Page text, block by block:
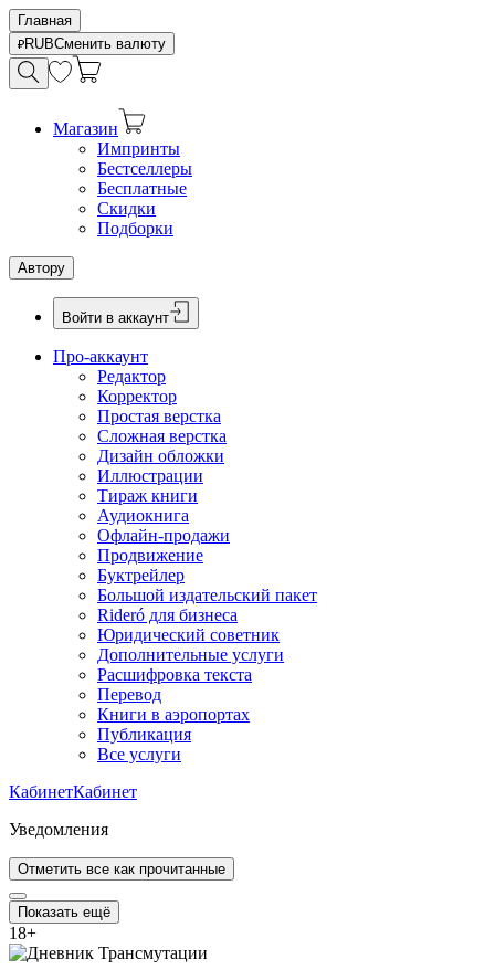
Главная
RUBСменить валюту
Магазин
Импринты
Бестселлеры
Бесплатные
Скидки
Подборки
Автору
Войти в аккаунт
Про-аккаунт
Редактор
Корректор
Простая верстка
Сложная верстка
Дизайн обложки
Иллюстрации
Тираж книги
Аудиокнига
Офлайн-продажи
Продвижение
Буктрейлер
Большой издательский пакет
Rideró для бизнеса
Юридический советник
Дополнительные услуги
Расшифровка текста
Перевод
Книги в аэропортах
Публикация
Все услуги
КабинетКабинет
Уведомления
Отметить все как прочитанные
Показать ещё
18+